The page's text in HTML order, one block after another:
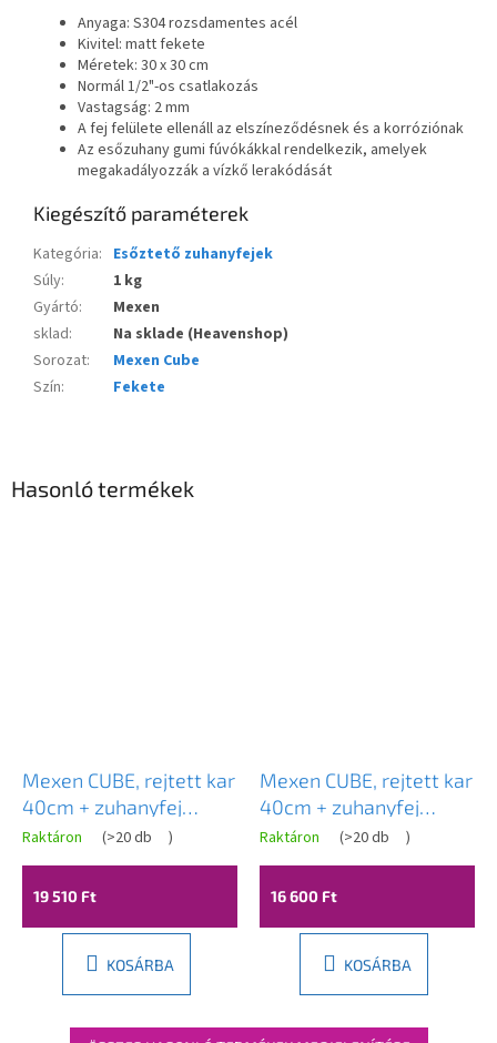
Anyaga: S304 rozsdamentes acél
Kivitel: matt fekete
Méretek: 30 x 30 cm
Normál 1/2"-os csatlakozás
Vastagság: 2 mm
A fej felülete ellenáll az elszíneződésnek és a korróziónak
Az esőzuhany gumi fúvókákkal rendelkezik, amelyek
megakadályozzák a vízkő lerakódását
Kiegészítő paraméterek
Kategória: Esőztető zuhanyfejek
Súly:
1 kg
Gyártó:
Mexen
sklad:
Na sklade (Heavenshop)
Sorozat:
Mexen Cube
Szín: Fekete
Hasonló termékek
Mexen CUBE, rejtett kar
40cm + zuhanyfej
30x30cm, fehér, 79112-
20 + 79130-20
Raktáron (>20 db )
19 510 Ft
KOSÁRBA
Mexen CUBE, rejtett kar
40cm + zuhanyfej
30x30cm, króm, 79112-
00 + 79130-00
Raktáron (>20 db )
16 600 Ft
KOSÁRBA